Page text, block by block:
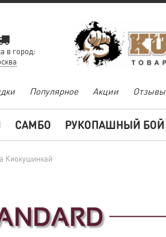
в город:
Популярное Акции Отзывы
САМБО РУКОПАШНЫЙ БОЙ
Киокушинкай